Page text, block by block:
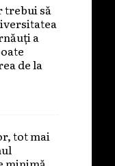
trebui să
a
de la
tot mai